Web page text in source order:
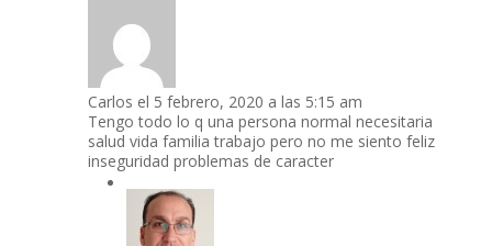
Carlos el 5 febrero, 2020 a las 5:15 am
Tengo todo lo q una persona normal necesitaria
salud vida familia trabajo pero no me siento feliz
inseguridad problemas de caracter